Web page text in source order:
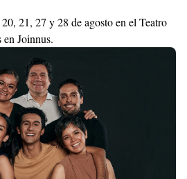
21, 27 y 28 de agosto en el Teatro
en Joinnus.